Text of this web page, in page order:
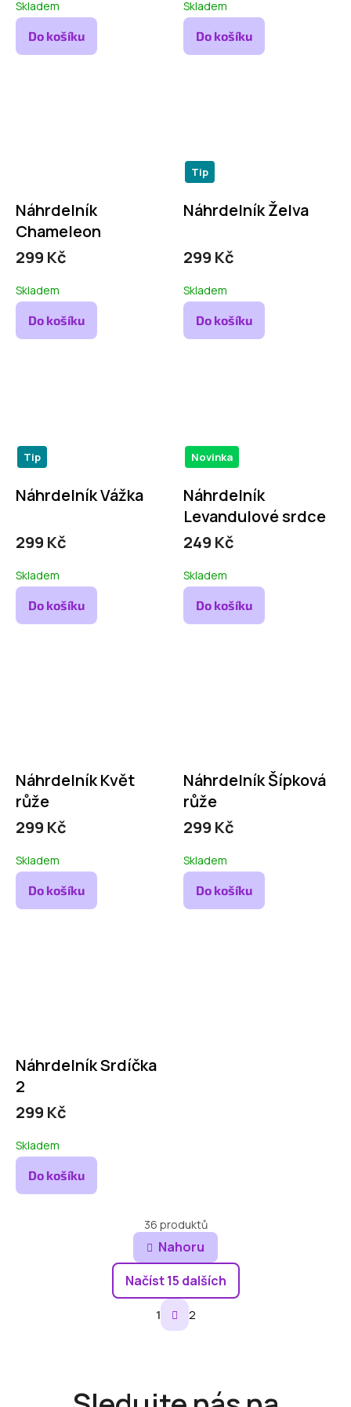
Skladem
Do košíku
Skladem
Do košíku
Náhrdelník
Chameleon
299 Kč
Skladem
Do košíku
Tip
Náhrdelník Želva
299 Kč
Skladem
Do košíku
Tip
Náhrdelník Vážka
299 Kč
Skladem
Do košíku
Novinka
Náhrdelník
Levandulové srdce
249 Kč
Skladem
Do košíku
Náhrdelník Květ
růže
299 Kč
Skladem
Do košíku
Náhrdelník Šípková
růže
299 Kč
Skladem
Do košíku
Náhrdelník Srdíčka
2
299 Kč
Skladem
Do košíku
O
v
l
á
p
t
r
v
1 2
36 produktů
Nahoru
Načíst 15 dalších